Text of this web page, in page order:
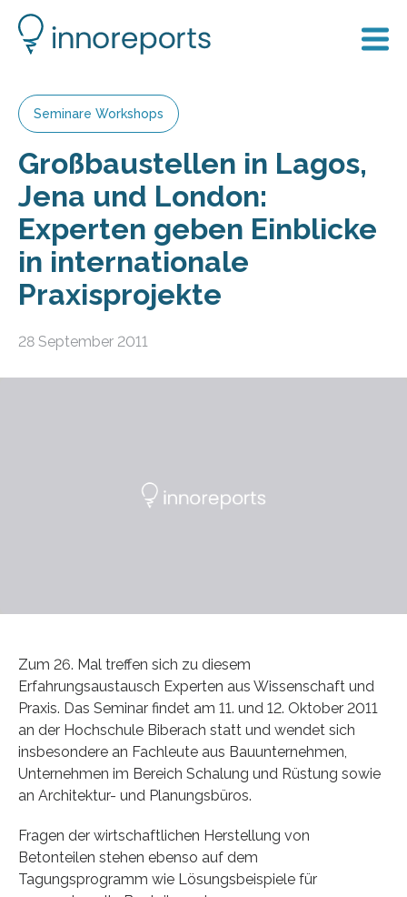
Seminare Workshops
Großbaustellen in Lagos,
Jena und London:
Experten geben Einblicke
in internationale
Praxisprojekte
28 September 2011
Zum 26. Mal treffen sich zu diesem
Erfahrungsaustausch Experten aus Wissenschaft und
Praxis. Das Seminar findet am 11. und 12. Oktober 2011
an der Hochschule Biberach statt und wendet sich
insbesondere an Fachleute aus Bauunternehmen,
Unternehmen im Bereich Schalung und Rüstung sowie
an Architektur- und Planungsbüros.
Fragen der wirtschaftlichen Herstellung von
Betonteilen stehen ebenso auf dem
Tagungsprogramm wie Lösungsbeispiele für